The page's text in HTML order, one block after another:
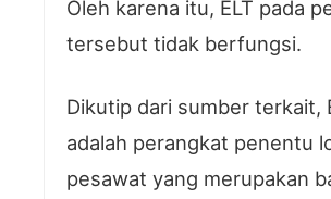
Oleh karena itu, ELT pada
tersebut tidak berfungsi.
Dikutip dari sumber terkait,
adalah perangkat penentu
pesawat yang merupakan